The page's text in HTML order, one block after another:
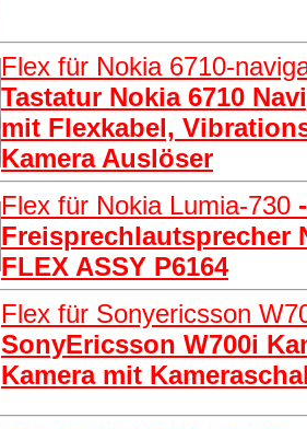
Flex für Nokia 6710-
Tastatur Nokia 6710
mit Flexkabel,
Kamera Auslöser
Flex für Nokia Lumia-730
Freisprechlautsprecher
FLEX ASSY P6164
Flex für Sonyericsson
SonyEricsson W700i
Kamera mit